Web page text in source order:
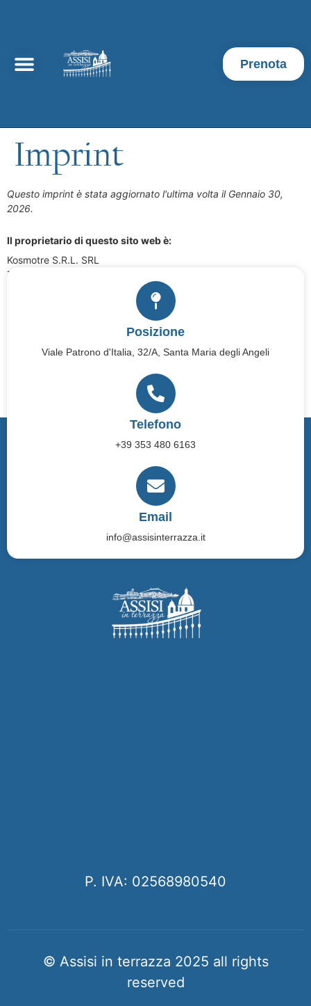
Prenota
Imprint
Questo imprint è stata aggiornato l'ultima volta il Gennaio 30,
2026.
Il proprietario di questo sito web è:
Kosmotre S.R.L. SRL
Zona ind. Ovest snc
Numero di telefono: 3348211477
1. Generale
Non siamo disposti o obbligati a partecipare a procedure di
risoluzione delle controversie davanti a un comitato di arbitrato
Posizione
Viale Patrono d'Italia, 32/A, Santa Maria degli Angeli
Telefono
+39 353 480 6163
Email
info@assisinterrazza.it
P. IVA: 02568980540
© Assisi in terrazza 2025 all rights
reserved